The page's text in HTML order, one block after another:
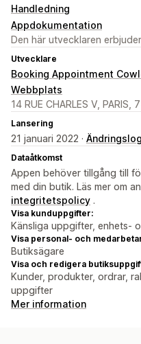
Handledning
Appdokumentation
Den här utvecklaren
Utvecklare
Booking Appointment
Webbplats
14 RUE CHARLES V, PARIS,
Lansering
21 januari 2022 ·
Dataåtkomst
Appen behöver tillgång till
med din butik. Läs mer om
integritetspolicy .
Visa kunduppgifter:
Känsliga uppgifter, enhets-
Visa personal- och
Butiksägare
Visa och redigera
Kunder, produkter, ordrar,
uppgifter
Mer information